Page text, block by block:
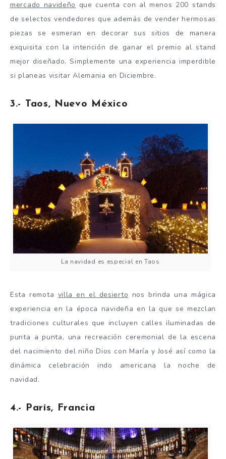
mercado navideño que cuenta con al menos 200 stands
de selectos vendedores que además de vender hermosas
piezas se esmeran en decorar sus sitios de manera
exquisita con la intención de ganar el premio al stand
mejor diseñado. Simplemente una experiencia imperdible
si planeas visitar Alemania en Diciembre.
3.- Taos, Nuevo México
La navidad es especial en Taos
Esta remota villa en el desierto nos brinda una mágica
experiencia en la época navideña en la que se mezclan
tradiciones culturales que incluyen calles iluminadas de
punta a punta, una recreación ceremonial de la escena
del nacimiento del niño Dios con María y José así como la
dinámica celebración indo americana la noche de
navidad.
4.- París, Francia